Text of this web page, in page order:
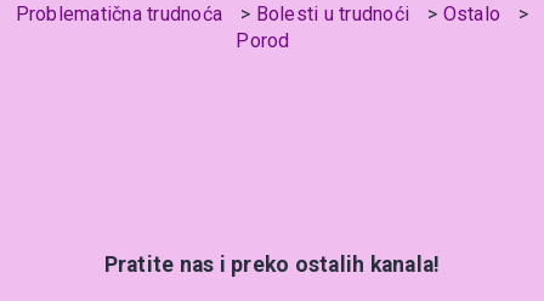
Problematična trudnoća
Bolesti u trudnoći
Ostalo
Porod
Pratite nas i preko ostalih kanala!